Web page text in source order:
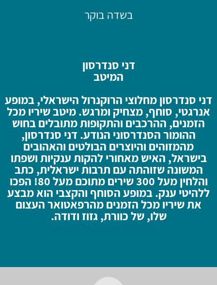
בשדה בוקר
דני סנדרסון
המיטב
דני סנדרסון מחלוצי הרוקנרול הישראלי, במופע
אנרגטי, סוחף, מצחיק ומרגש. מיטב שיריו מכל
הזמנים, ההרכבים והתקופות מתובלים בחוש
ההומור הסנדרסוני הנודע. דני סנדרסון,
מהמזוהים והיוצרים הבולטים והאהובים
בישראל, האיש מאחורי להקות ענקיות ושפתו
המשונה שזוהתה עם תרבות ישראלית, כתב
והלחין מעל 300 שירים מתוכם מעל 80! הפכו
ללהיטי ענק. במופע הסוחף והקצבי הוא מבצע
את שיריו מכל הזמנים מהרפאטואר העצום
שלו, של כוורת, גזוז ודודה.